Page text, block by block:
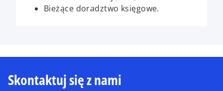
Bieżące doradztwo księgowe.
Skontaktuj się z nami